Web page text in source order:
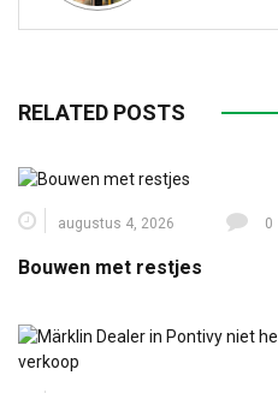
RELATED POSTS
augustus 4, 2026 0
Bouwen met restjes